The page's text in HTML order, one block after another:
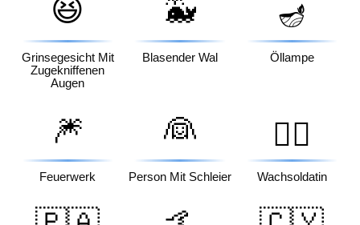
😆
Grinsegesicht Mit
Zugekniffenen
Augen
🐳
Blasender Wal
🪔
Öllampe
🎆
Feuerwerk
👰
Person Mit Schleier
💂‍♀️
Wachsoldatin